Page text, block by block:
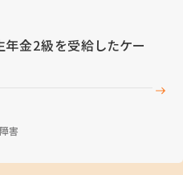
年金2級を受給したケー
害